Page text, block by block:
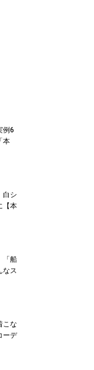
例6
本
白シ
【本
「船
なス
こな
ーデ